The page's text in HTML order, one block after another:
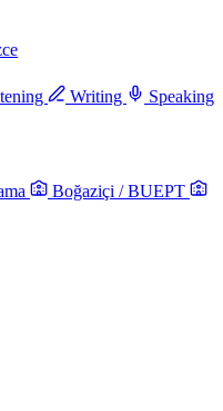
Writing Speaking
Boğaziçi / BUEPT